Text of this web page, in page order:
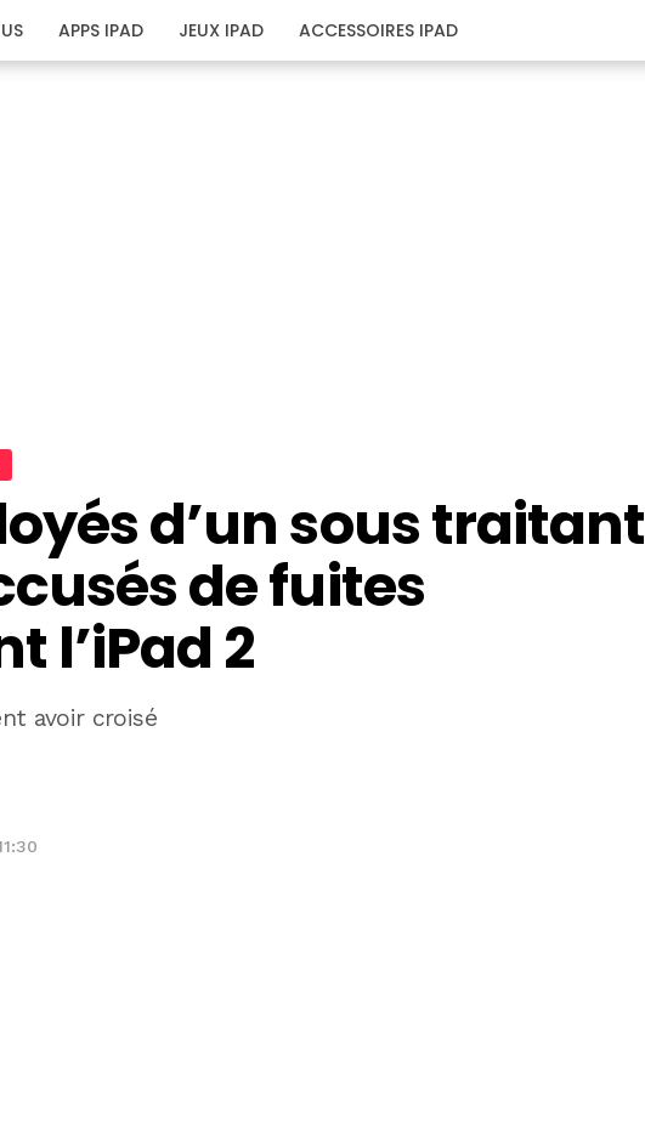
APPS IPAD JEUX IPAD ACCESSOIRES IPAD
d’un sous traitant
de fuites
l’iPad 2
avoir croisé